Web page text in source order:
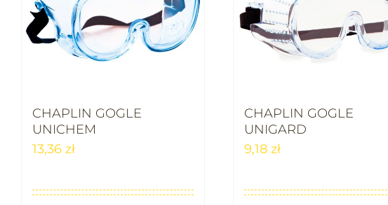
CHAPLIN GOGLE
UNICHEM
13,36zł
CHAPLIN GOGLE
UNIGARD
9,18 zł